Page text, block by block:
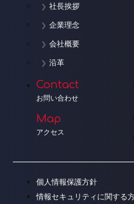
社長挨拶
企業理念
会社概要
沿革
Contact
お問い合わせ
Map
アクセス
個人情報保護方針
情報セキュリティに関する